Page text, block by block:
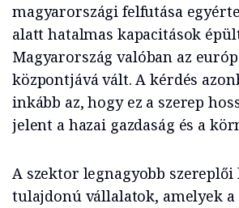
magyarországi felfutása
alatt hatalmas kapacitások
Magyarország valóban az
központjává vált. A kérdés
inkább az, hogy ez a szerep
jelent a hazai gazdaság és a
A szektor legnagyobb
tulajdonú vállalatok, amelyek a